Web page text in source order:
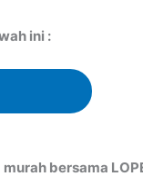
ini :
bersama